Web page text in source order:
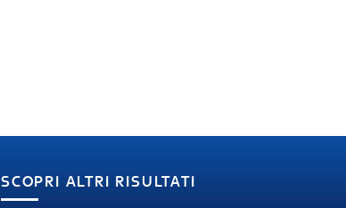
SCOPRI ALTRI RISULTATI